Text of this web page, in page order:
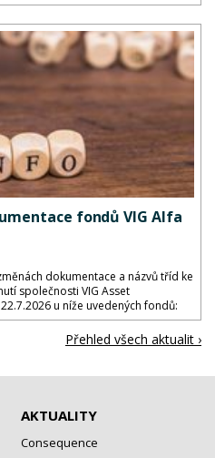
fondů VIG Alfa
dokumentace a názvů tříd ke
společnosti VIG Asset
u níže uvedených fondů:
Přehled všech aktualit ›
AKTUALITY
Consequence